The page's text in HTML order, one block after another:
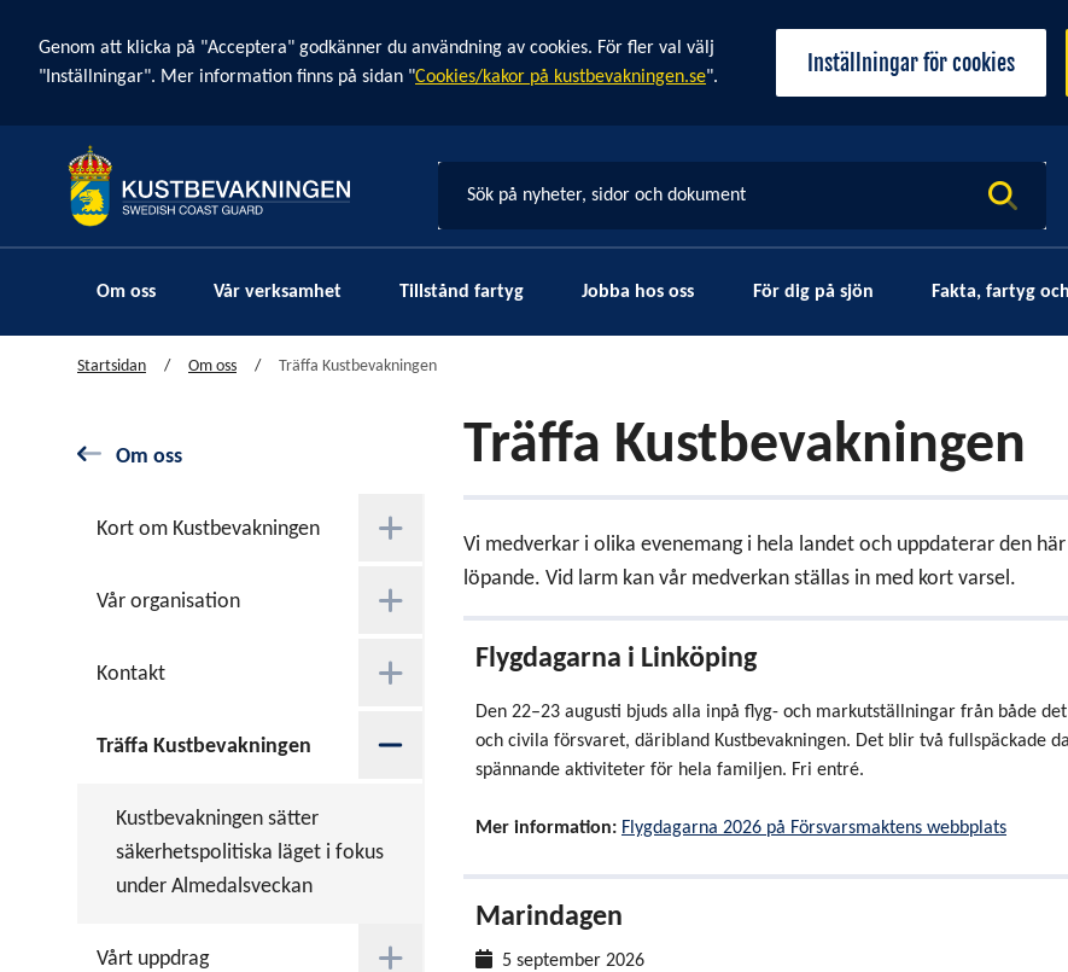
Cookie banner
Genom att klicka på "Acceptera" godkänner du användning av cookies. För fler val välj
"Inställningar". Mer information finns på sidan "Cookies/kakor på kustbevakningen.se".
Inställningar för cookies
Sök på nyheter, sidor och dokument
Om oss Vår verksamhet Tillstånd fartyg Jobba hos oss För dig på sjön Fakta, fartyg
Startsidan Om oss Träffa Kustbevakningen
Om oss
Kort om Kustbevakningen
Vår organisation
Kontakt
Träffa Kustbevakningen
Kustbevakningen sätter
säkerhetspolitiska läget i fokus
under Almedalsveckan
Vårt uppdrag
Träffa Kustbevakningen
Vi medverkar i olika evenemang i hela landet och uppdaterar den
löpande. Vid larm kan vår medverkan ställas in med kort varsel.
Flygdagarna i Linköping
Den 22–23 augusti bjuds alla inpå flyg- och markutställningar från både
och civila försvaret, däribland Kustbevakningen. Det blir två fullspäckade
spännande aktiviteter för hela familjen. Fri entré.
Mer information: Flygdagarna 2026 på Försvarsmaktens webbplats
Marindagen
Evenemanget startar
5 september 2026